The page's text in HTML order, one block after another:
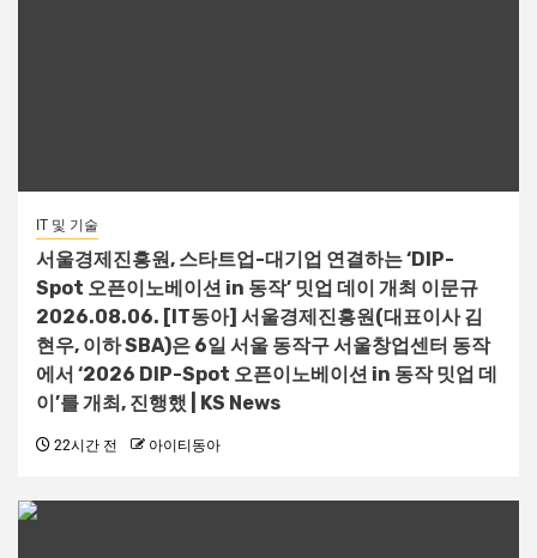
IT 및 기술
서울경제진흥원, 스타트업-대기업 연결하는 ‘DIP-
Spot 오픈이노베이션 in 동작’ 밋업 데이 개최 이문규
2026.08.06. [IT동아] 서울경제진흥원(대표이사 김
현우, 이하 SBA)은 6일 서울 동작구 서울창업센터 동작
에서 ‘2026 DIP-Spot 오픈이노베이션 in 동작 밋업 데
이’를 개최, 진행했 | KS News
22시간 전 아이티동아